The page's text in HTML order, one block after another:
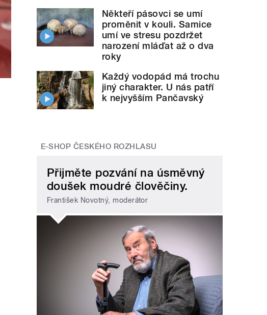
Někteří pásovci se umí
proměnit v kouli. Samice
umí ve stresu pozdržet
narození mláďat až o dva
roky
Každý vodopád má trochu
jiný charakter. U nás patří
k nejvyšším Pančavský
E-SHOP ČESKÉHO ROZHLASU
Přijměte pozvání na úsměvný
doušek moudré člověčiny.
František Novotný, moderátor